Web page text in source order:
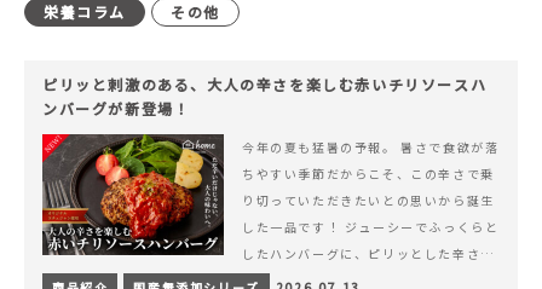
栄養コラム
その他
ピリッと刺激のある、大人の辛さを楽しむ赤いチリソースハ
ンバーグが新登場！
今年の夏も猛暑の予報。 暑さで食欲が落
ちやすい季節だからこそ、この辛さで乗
り切っていただきたいとの思いから誕生
した一品です！ ジューシーでふっくらと
したハンバーグに、ピリッとした辛さと
コク深い旨みが楽しめる特製チリソース